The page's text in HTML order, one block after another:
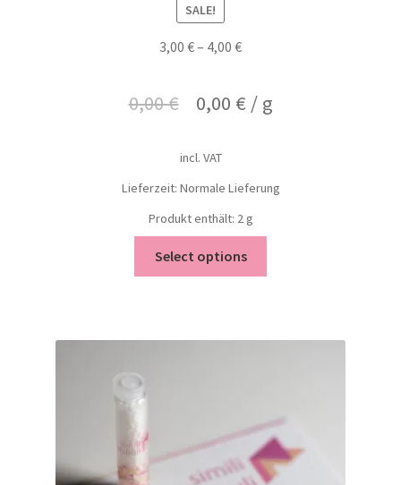
SALE!
3,00 €– 4,00 €
0,00€ 0,00 € / g
incl. VAT
Lieferzeit: Normale Lieferung
Produkt enthält: 2g
Select options